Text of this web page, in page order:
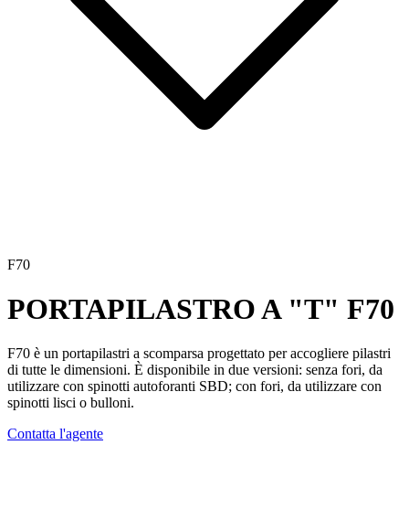
F70
PORTAPILASTRO A "T" F70
F70 è un portapilastri a scomparsa progettato per accogliere pilastri
di tutte le dimensioni. È disponibile in due versioni: senza fori, da
utilizzare con spinotti autoforanti SBD; con fori, da utilizzare con
spinotti lisci o bulloni.
Contatta l'agente